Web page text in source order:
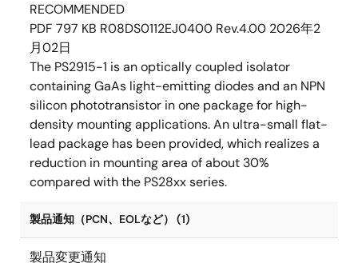
RECOMMENDED
PDF 797 KB R08DS0112EJ0400 Rev.4.00 2026年2
月02日
The PS2915-1 is an optically coupled isolator
containing GaAs light-emitting diodes and an NPN
silicon phototransistor in one package for high-
density mounting applications. An ultra-small flat-
lead package has been provided, which realizes a
reduction in mounting area of about 30%
compared with the PS28xx series.
製品通知（PCN、EOLなど） (1)
製品変更通知